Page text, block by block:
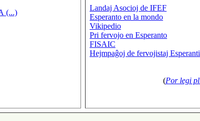
(...)
Landaj Asocioj de IFEF
Esperanto en la mondo
Vikipedio
Pri fervojo en Esperanto
FISAIC
Hejmpaĝoj de fervojistaj
(Por legi